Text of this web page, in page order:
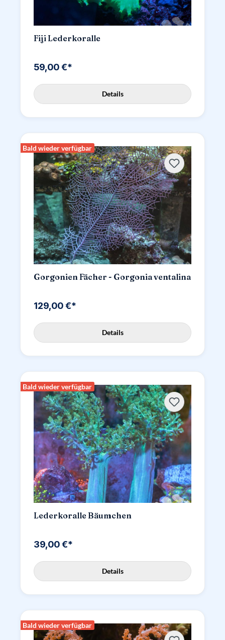
Fiji Lederkoralle
59,00 €*
Details
Bald wieder verfügbar
Gorgonien Fächer - Gorgonia ventalina
129,00 €*
Details
Bald wieder verfügbar
Lederkoralle Bäumchen
39,00 €*
Details
Bald wieder verfügbar